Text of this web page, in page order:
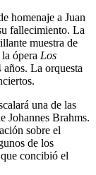
homenaje a Juan
fallecimiento. La
muestra de
ópera Los
La orquesta
una de las
Johannes Brahms.
sobre el
de los
concibió el